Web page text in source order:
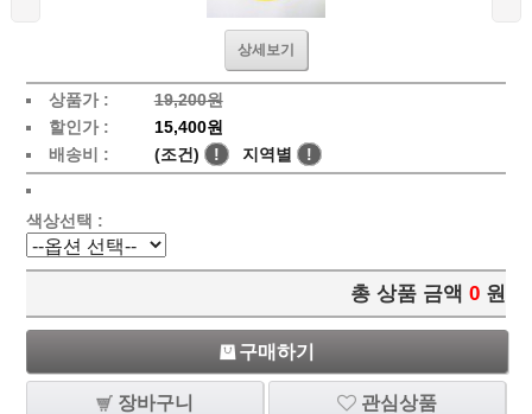
상세보기
상품가 :
19,200원
할인가 :
15,400원
배송비 :
(조건) ! 지역별 !
색상선택 :
총 상품 금액 0 원
구매하기
장바구니 관심상품